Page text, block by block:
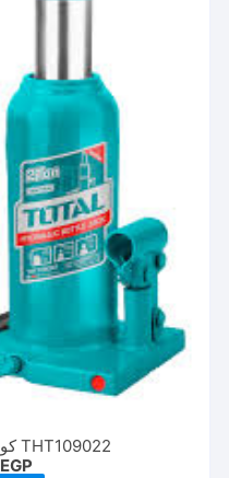
THT109022 كوريك باكم 2 طن توتال
EGP